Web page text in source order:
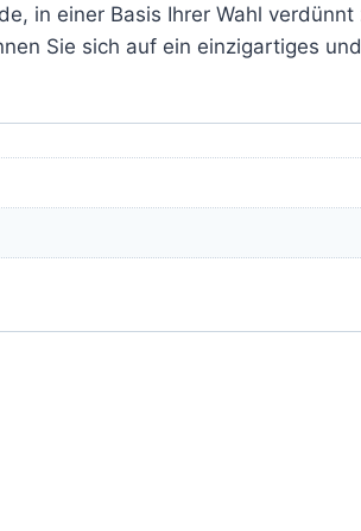
in einer Basis Ihrer Wahl
Sie sich auf ein einzigartiges